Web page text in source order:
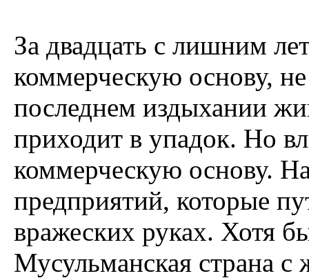
За двадцать с лишним
коммерческую основу,
последнем издыхании
приходит в упадок. Но
коммерческую основу.
предприятий, которые
вражеских руках. Хотя
Мусульманская страна с